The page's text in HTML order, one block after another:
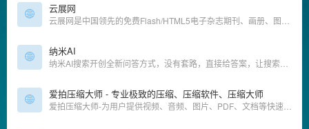
云展网
纳米AI
爱拍压缩大师 - 专业极致的压缩、压缩软件、压缩大师